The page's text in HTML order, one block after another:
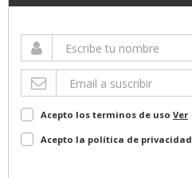
Acepto los terminos de uso Ver
Acepto la política de privacidad